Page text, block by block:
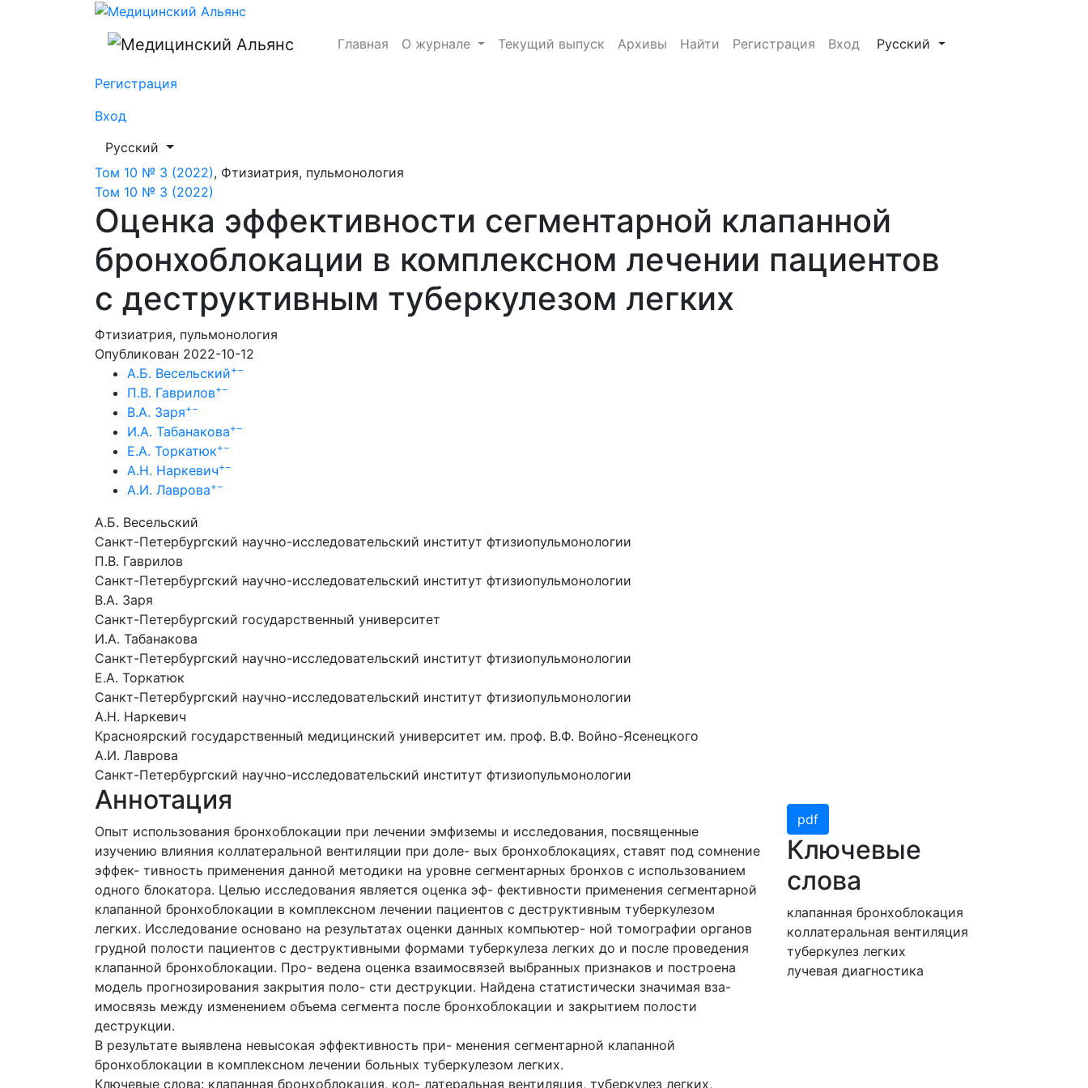
Оценка эффективности сегментарной клапанной бронхоблокации в комплексном лечении пациентов с деструктивным туберкулезом легких
Главная О журнале Текущий выпуск Архивы Найти Регистрация Вход Русский
Регистрация
Вход
##plugins.themes.healthSciences.language.toggle##
Русский
Том 10 № 3 (2022), Фтизиатрия, пульмонология
Том 10 № 3 (2022)
Оценка эффективности сегментарной клапанной
бронхоблокации в комплексном лечении пациентов
с деструктивным туберкулезом легких
Фтизиатрия, пульмонология
Опубликован 2022-10-12
А.Б. Весельский+−
П.В. Гаврилов+−
В.А. Заря+−
И.А. Табанакова+−
Е.А. Торкатюк+−
А.Н. Наркевич+−
А.И. Лаврова+−
А.Б. Весельский
Санкт-Петербургский научно-исследовательский институт фтизиопульмонологии
П.В. Гаврилов
Санкт-Петербургский научно-исследовательский институт фтизиопульмонологии
В.А. Заря
Санкт-Петербургский государственный университет
И.А. Табанакова
Санкт-Петербургский научно-исследовательский институт фтизиопульмонологии
Е.А. Торкатюк
Санкт-Петербургский научно-исследовательский институт фтизиопульмонологии
А.Н. Наркевич
Красноярский государственный медицинский университет им. проф. В.Ф. Войно-Ясенецкого
А.И. Лаврова
Санкт-Петербургский научно-исследовательский институт фтизиопульмонологии
pdf
Ключевые
слова
клапанная бронхоблокация
коллатеральная вентиляция
туберкулез легких
лучевая диагностика
Аннотация
Опыт использования бронхоблокации при лечении эмфиземы и исследования, посвященные
изучению влияния коллатеральной вентиляции при доле- вых бронхоблокациях, ставят под сомнение
эффек- тивность применения данной методики на уровне сегментарных бронхов с использованием
одного блокатора. Целью исследования является оценка эф- фективности применения сегментарной
клапанной бронхоблокации в комплексном лечении пациентов с деструктивным туберкулезом
легких. Исследование основано на результатах оценки данных компьютер- ной томографии органов
грудной полости пациентов с деструктивными формами туберкулеза легких до и после проведения
клапанной бронхоблокации. Про- ведена оценка взаимосвязей выбранных признаков и построена
модель прогнозирования закрытия поло- сти деструкции. Найдена статистически значимая вза-
имосвязь между изменением объема сегмента после бронхоблокации и закрытием полости
деструкции.
В результате выявлена невысокая эффективность при- менения сегментарной клапанной
бронхоблокации в комплексном лечении больных туберкулезом легких.
Ключевые слова: клапанная бронхоблокация, кол- латеральная вентиляция, туберкулез легких,